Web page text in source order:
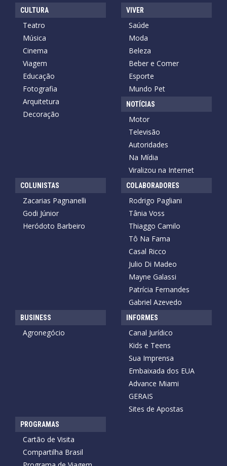
CULTURA
Teatro
Música
Cinema
Viagem
Educação
Fotografia
Arquitetura
Decoração
VIVER
Saúde
Moda
Beleza
Beber e Comer
Esporte
Mundo Pet
NOTÍCIAS
Motor
Televisão
Autoridades
Na Mídia
Viralizou na Internet
COLUNISTAS
Zacarias Pagnanelli
Godi Júnior
Heródoto Barbeiro
COLABORADORES
Rodrigo Pagliani
Tânia Voss
Thiaggo Camilo
Tô Na Fama
Casal Ricco
Julio Di Madeo
Mayne Galassi
Patrícia Fernandes
Gabriel Azevedo
BUSINESS
Agronegócio
INFORMES
Canal Jurídico
Kids e Teens
Sua Imprensa
Embaixada dos EUA
Advance Miami
GERAIS
Sites de Apostas
PROGRAMAS
Cartão de Visita
Compartilha Brasil